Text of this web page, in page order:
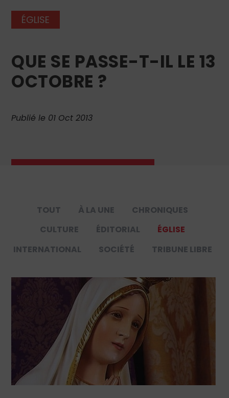
ÉGLISE
QUE SE PASSE-T-IL LE 13
OCTOBRE ?
Publié le 01 Oct 2013
TOUT À LA UNE
CHRONIQUES
CULTURE
ÉDITORIAL
ÉGLISE
INTERNATIONAL
SOCIÉTÉ TRIBUNE LIBRE